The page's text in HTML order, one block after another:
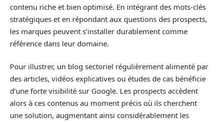
contenu riche et bien optimisé. En intégrant des mots-clés
stratégiques et en répondant aux questions des prospects,
les marques peuvent s’installer durablement comme
référence dans leur domaine.
Pour illustrer, un blog sectoriel régulièrement alimenté par
des articles, vidéos explicatives ou études de cas bénéficie
d’une forte visibilité sur Google. Les prospects accèdent
alors à ces contenus au moment précis où ils cherchent
une solution, augmentant ainsi considérablement les